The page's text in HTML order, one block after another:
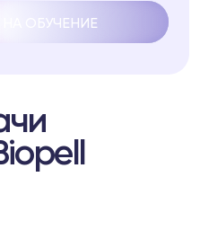
ОБУЧЕНИЕ